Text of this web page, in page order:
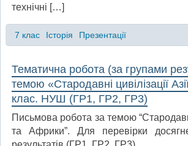
технічні […]
7 клас Історія Презентації
Тематична робота (за групами
темою «Стародавні цивілізації
клас. НУШ (ГР1, ГР2, ГР3)
Письмова робота за темою “Стародавні
та Африки”. Для перевірки